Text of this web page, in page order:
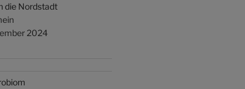
die Nordstadt
2024